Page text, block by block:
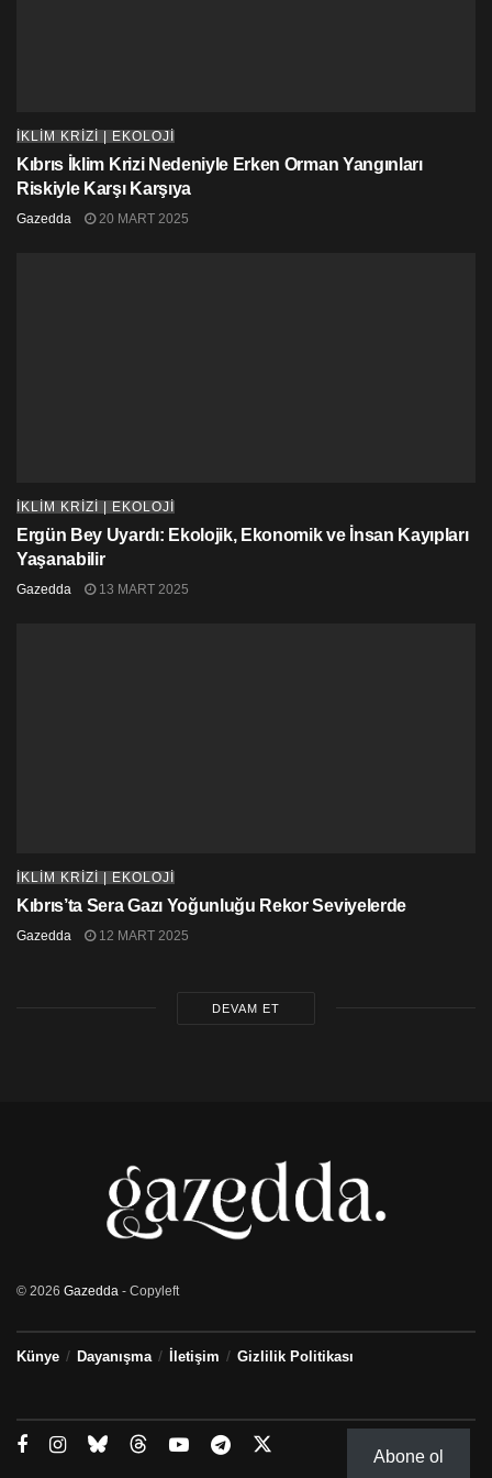
İKLİM KRİZİ | EKOLOJİ
Kıbrıs İklim Krizi Nedeniyle Erken Orman Yangınları
Riskiyle Karşı Karşıya
Gazedda 20 MART 2025
İKLİM KRİZİ | EKOLOJİ
Ergün Bey Uyardı: Ekolojik, Ekonomik ve İnsan Kayıpları
Yaşanabilir
Gazedda 13 MART 2025
İKLİM KRİZİ | EKOLOJİ
Kıbrıs’ta Sera Gazı Yoğunluğu Rekor Seviyelerde
Gazedda 12 MART 2025
DEVAM ET
© 2026 Gazedda - Copyleft
Künye Dayanışma İletişim Gizlilik Politikası
Abone ol